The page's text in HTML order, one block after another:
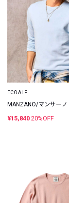
ECOALF
MANZANO/マンサーノ
¥15,840 20%OFF